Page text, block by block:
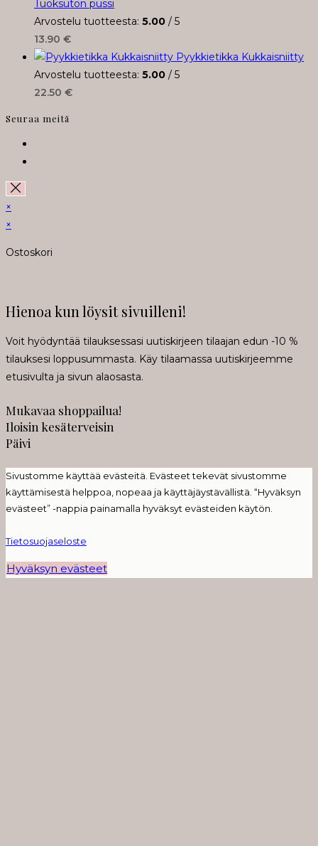
Tuoksuton pussi
Arvostelu tuotteesta: 5.00 / 5
13.90 €
Pyykkietikka Kukkaisniitty
Arvostelu tuotteesta: 5.00 / 5
22.50 €
Seuraa meitä
×
×
Ostoskori
Hienoa kun löysit sivuilleni!
Voit hyödyntää tilauksessasi uutiskirjeen tilaajan edun -10 %
tilauksesi loppusummasta. Käy tilaamassa uutiskirjeemme
etusivulta ja sivun alaosasta.
Mukavaa shoppailua!
Iloisin kesäterveisin
Päivi
Sivustomme käyttää evästeitä. Evästeet tekevät sivustomme
käyttämisestä helppoa, nopeaa ja käyttäjäystävällistä. “Hyväksyn
evästeet” -nappia painamalla hyväksyt evästeiden käytön.
Tietosuojaseloste
Hyväksyn evästeet